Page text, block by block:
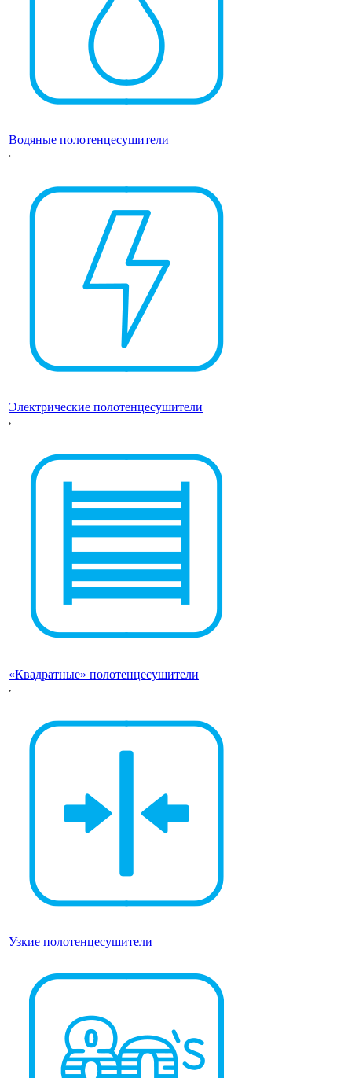
Водяные полотенцесушители
Электрические полотенцесушители
«Квадратные» полотенцесушители
Узкие полотенцесушители